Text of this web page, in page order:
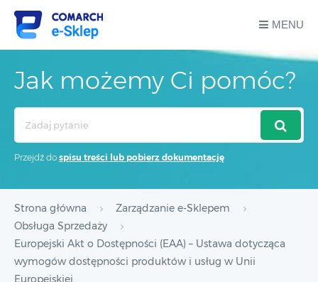
MENU
Jak możemy Ci pomóc?
Przejdź do spisu treści lub pobierz dokumentację
Strona główna
Zarządzanie e-Sklepem
Obsługa Sprzedaży
Europejski Akt o Dostępności (EAA) – Ustawa dotycząca
wymogów dostępności produktów i usług w Unii
Europejskiej.